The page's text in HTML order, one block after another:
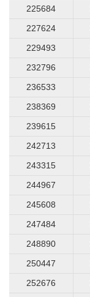
225684
227624
229493
232796
236533
238369
239615
242713
243315
244967
245608
247484
248890
250447
252676